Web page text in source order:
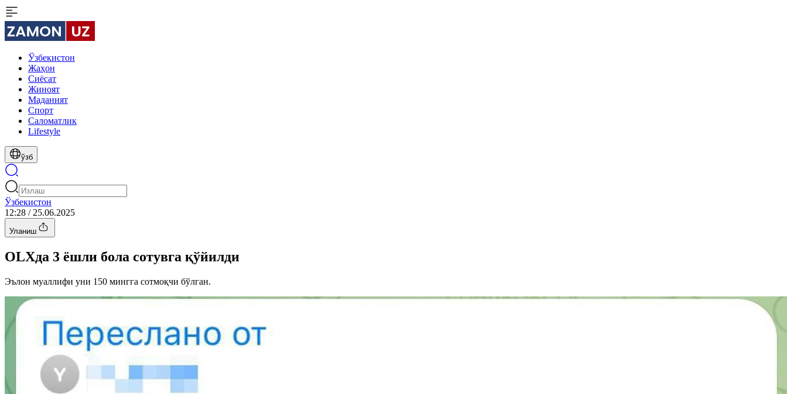
Ўзбекистон
Жаҳон
Сиёсат
Жиноят
Маданият
Спорт
Cаломатлик
Lifestyle
ўзб
Ўзбекистон
12:28 / 25.06.2025
Уланиш
OLXда 3 ёшли бола сотувга қўйилди
Эълон муаллифи уни 150 мингга сотмоқчи бўлган.